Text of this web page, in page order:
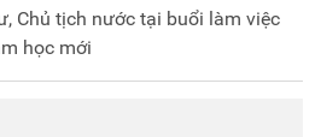
Chủ tịch nước tại buổi làm việc
học mới